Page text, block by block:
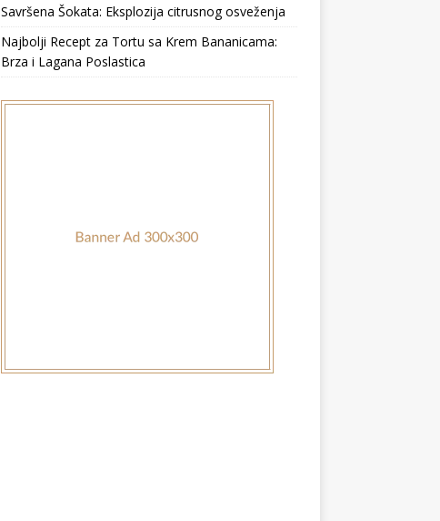
Savršena Šokata: Eksplozija citrusnog osveženja
Najbolji Recept za Tortu sa Krem Bananicama:
Brza i Lagana Poslastica